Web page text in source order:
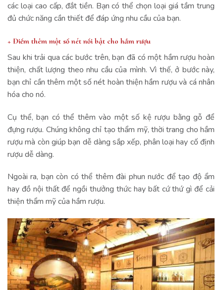
các loại cao cấp, đắt tiền. Bạn có thể chọn loại giá tầm trung
đủ chức năng cần thiết để đáp ứng nhu cầu của bạn.
+ Điểm thêm một số nét nổi bật cho hầm rượu
Sau khi trải qua các bước trên, bạn đã có một hầm rượu hoàn
thiện, chất lượng theo nhu cầu của mình. Vì thế, ở bước này,
bạn chỉ cần thêm một số nét hoàn thiện hầm rượu và cá nhân
hóa cho nó.
Cụ thể, bạn có thể thêm vào một số kệ rượu bằng gỗ để
đựng rượu. Chúng không chỉ tạo thẩm mỹ, thời trang cho hầm
rượu mà còn giúp bạn dễ dàng sắp xếp, phân loại hay cố định
rượu dễ dàng.
Ngoài ra, bạn còn có thể thêm đài phun nước để tạo độ ẩm
hay đồ nội thất để ngồi thưởng thức hay bất cứ thứ gì để cải
thiện thẩm mỹ của hầm rượu.